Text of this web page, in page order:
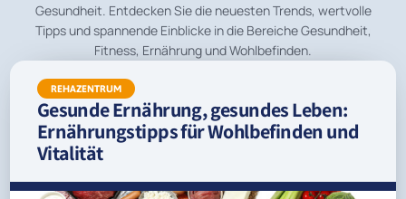
Gesundheit. Entdecken Sie die neuesten Trends, wertvolle
Tipps und spannende Einblicke in die Bereiche Gesundheit,
Fitness, Ernährung und Wohlbefinden.
REHAZENTRUM
Gesunde Ernährung, gesundes Leben:
Ernährungstipps für Wohlbefinden und
Vitalität